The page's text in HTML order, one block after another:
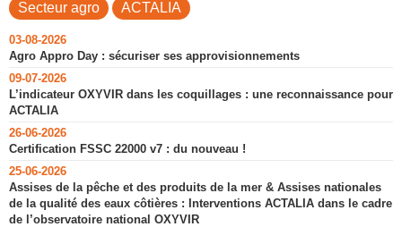
Secteur agro ACTALIA
03-08-2026
Agro Appro Day : sécuriser ses approvisionnements
09-07-2026
L’indicateur OXYVIR dans les coquillages : une reconnaissance pour
ACTALIA
26-06-2026
Certification FSSC 22000 v7 : du nouveau !
25-06-2026
Assises de la pêche et des produits de la mer & Assises nationales
de la qualité des eaux côtières : Interventions ACTALIA dans le cadre
de l’observatoire national OXYVIR